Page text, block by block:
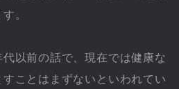
。
以前の話で、現在では健康な
ことはまずないといわれてい